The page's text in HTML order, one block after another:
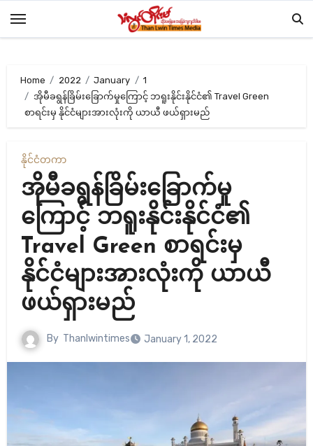
Home 2022 January
1
အိုမီခရွန်ခြိမ်းခြောက်မှုကြောင့် ဘရူးနိုင်းနိုင်ငံ၏ Travel Green
စာရင်းမှ နိုင်ငံများအားလုံးကို ယာယီ ဖယ်ရှားမည်
နိုင်ငံတကာ
အိုမီခရွန်ခြိမ်းခြောက်မှု
ကြောင့် ဘရူးနိုင်းနိုင်ငံ၏
Travel Green စာရင်းမှ
နိုင်ငံများအားလုံးကို ယာယီ
ဖယ်ရှားမည်
By Thanlwintimes January 1, 2022